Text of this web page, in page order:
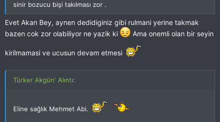
sinir bozucu bişi takılması zor .
Evet Akan Bey, aynen dedidiginiz gibi rulmani yerine takmak
bazen cok zor olabiliyor ne yazik ki
Ama onemli olan bir seyin
kirilmamasi ve ucusun devam etmesi
Türker Akgün' Alıntı:
Eline sağlık Mehmet Abi.